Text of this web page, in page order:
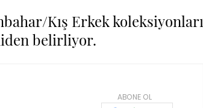
Kış Erkek koleksiyonları
belirliyor.
ABONE OL